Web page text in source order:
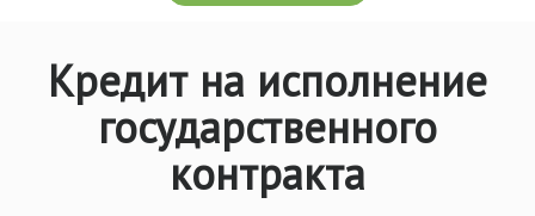
Кредит на исполнение
государственного
контракта